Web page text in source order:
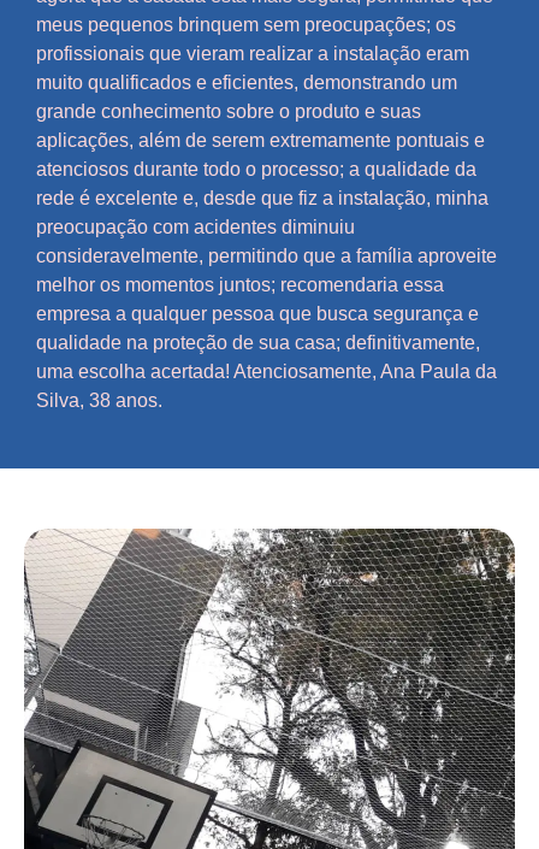
meus pequenos brinquem sem preocupações; os
profissionais que vieram realizar a instalação eram
muito qualificados e eficientes, demonstrando um
grande conhecimento sobre o produto e suas
aplicações, além de serem extremamente pontuais e
atenciosos durante todo o processo; a qualidade da
rede é excelente e, desde que fiz a instalação, minha
preocupação com acidentes diminuiu
consideravelmente, permitindo que a família aproveite
melhor os momentos juntos; recomendaria essa
empresa a qualquer pessoa que busca segurança e
qualidade na proteção de sua casa; definitivamente,
uma escolha acertada! Atenciosamente, Ana Paula da
Silva, 38 anos.